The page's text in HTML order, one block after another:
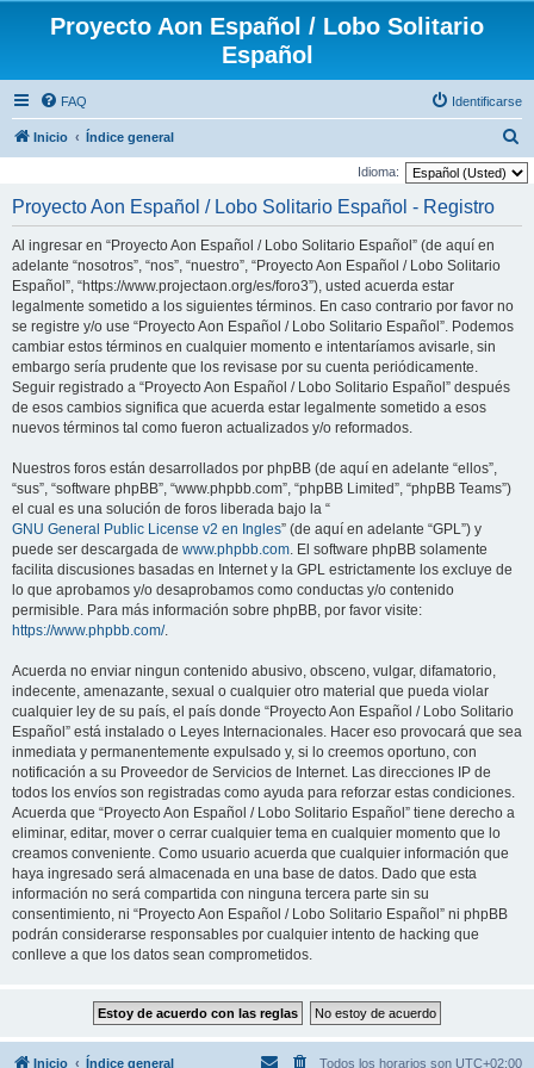
Proyecto Aon Español / Lobo Solitario
Español
FAQ Identificarse
Inicio Índice general
u
Idioma:
Proyecto Aon Español / Lobo Solitario Español - Registro
Al ingresar en “Proyecto Aon Español / Lobo Solitario Español” (de aquí en
adelante “nosotros”, “nos”, “nuestro”, “Proyecto Aon Español / Lobo Solitario
Español”, “https://www.projectaon.org/es/foro3”), usted acuerda estar
legalmente sometido a los siguientes términos. En caso contrario por favor no
se registre y/o use “Proyecto Aon Español / Lobo Solitario Español”. Podemos
cambiar estos términos en cualquier momento e intentaríamos avisarle, sin
embargo sería prudente que los revisase por su cuenta periódicamente.
Seguir registrado a “Proyecto Aon Español / Lobo Solitario Español” después
de esos cambios significa que acuerda estar legalmente sometido a esos
nuevos términos tal como fueron actualizados y/o reformados.
Nuestros foros están desarrollados por phpBB (de aquí en adelante “ellos”,
“sus”, “software phpBB”, “www.phpbb.com”, “phpBB Limited”, “phpBB Teams”)
el cual es una solución de foros liberada bajo la “
GNU General Public License v2 en Ingles” (de aquí en adelante “GPL”) y
puede ser descargada de www.phpbb.com. El software phpBB solamente
facilita discusiones basadas en Internet y la GPL estrictamente los excluye de
lo que aprobamos y/o desaprobamos como conductas y/o contenido
permisible. Para más información sobre phpBB, por favor visite:
https://www.phpbb.com/.
Acuerda no enviar ningun contenido abusivo, obsceno, vulgar, difamatorio,
indecente, amenazante, sexual o cualquier otro material que pueda violar
cualquier ley de su país, el país donde “Proyecto Aon Español / Lobo Solitario
Español” está instalado o Leyes Internacionales. Hacer eso provocará que sea
inmediata y permanentemente expulsado y, si lo creemos oportuno, con
notificación a su Proveedor de Servicios de Internet. Las direcciones IP de
todos los envíos son registradas como ayuda para reforzar estas condiciones.
Acuerda que “Proyecto Aon Español / Lobo Solitario Español” tiene derecho a
eliminar, editar, mover o cerrar cualquier tema en cualquier momento que lo
creamos conveniente. Como usuario acuerda que cualquier información que
haya ingresado será almacenada en una base de datos. Dado que esta
información no será compartida con ninguna tercera parte sin su
consentimiento, ni “Proyecto Aon Español / Lobo Solitario Español” ni phpBB
podrán considerarse responsables por cualquier intento de hacking que
conlleve a que los datos sean comprometidos.
Inicio Índice general Todos los horarios son UTC+02:00